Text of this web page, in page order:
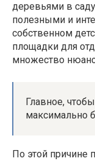
деревьями в
полезными и
собственном
площадки для
множество
Главное,
максимально
По этой причине